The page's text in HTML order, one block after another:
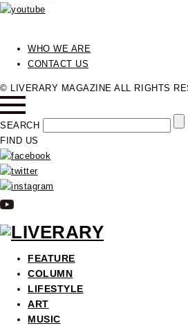
WHO WE ARE
CONTACT US
© LIVERARY MAGAZINE ALL RIGHTS
SEARCH
FIND US
FEATURE
COLUMN
LIFESTYLE
ART
MUSIC